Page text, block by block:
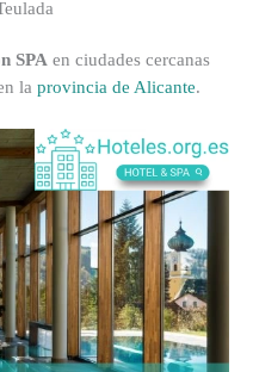
SPA en ciudades cercanas
la provincia de Alicante.